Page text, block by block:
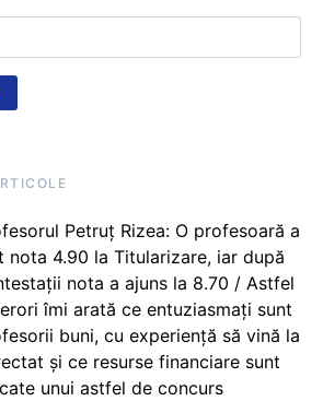
Petruț Rizea: O profesoară a
nota 4.90 la Titularizare, iar după
nota a ajuns la 8.70 / Astfel
îmi arată ce entuziasmați sunt
buni, cu experiență să vină la
și ce resurse financiare sunt
unui astfel de concurs